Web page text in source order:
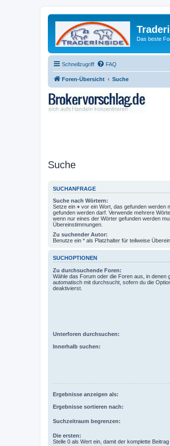
Das beste
Schnellzugriff FAQ
Foren-Übersicht Suche
Suche
SUCHANFRAGE
Suche nach Wörtern:
Setze ein + vor ein Wort, das gefunden werden
gefunden werden darf. Verwende mehrere
wenn nur eines der Wörter gefunden werden
Übereinstimmungen.
Zu suchender Autor:
Benutze ein * als Platzhalter für teilweise
SUCHOPTIONEN
Zu durchsuchende Foren:
Wähle das Forum oder die Foren aus, in
automatisch mit durchsucht, sofern du die
deaktivierst.
Unterforen durchsuchen:
Innerhalb suchen:
Ergebnisse anzeigen als:
Ergebnisse sortieren nach:
Suchzeitraum begrenzen:
Die ersten:
Stelle 0 als Wert ein, damit der komplette Beitrag